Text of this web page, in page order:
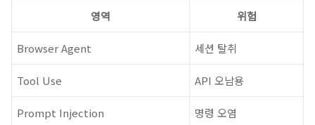
영역 위험
Browser Agent 세션 탈취
Tool Use API 오남용
Prompt Injection 명령 오염